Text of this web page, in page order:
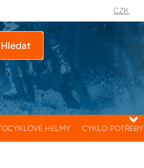
CZK
Hledat
HELMY CYKLO POTŘEBY